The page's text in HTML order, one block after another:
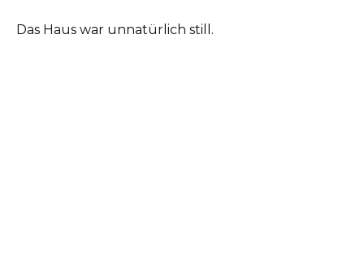
Das Haus war unnatürlich still.